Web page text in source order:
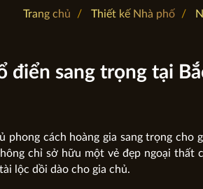
Trang chủ Thiết kế Nhà phố
sang trọng tại
phong cách hoàng gia sang trọng
chỉ sở hữu một vẻ đẹp ngoại thất
lộc dồi dào cho gia chủ.